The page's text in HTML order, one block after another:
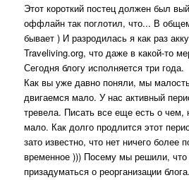
Этот короткий постец должен был
оффлайн так поглотил, что... В
бывает ) И разродилась я как раз
Traveliving.org, что даже в какой-то
Сегодня блогу исполняется три года.
Как вы уже давно поняли, мы
двигаемся мало. У нас активный
тревела. Писать все еще есть о чем,
мало. Как долго продлится этот
зато известно, что нет ничего более
временное ))) Посему мы решили,
призадуматься о реорганизации